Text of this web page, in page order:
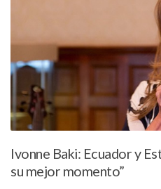
Ivonne Baki: Ecuador y
su mejor momento”